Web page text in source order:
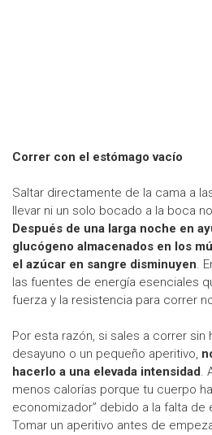
Correr con el estómago vacío
Saltar directamente de la cama a
llevar ni un solo bocado a la boca
Después de una larga noche en
glucógeno almacenados en los
el azúcar en sangre disminuyen.
las fuentes de energía esenciales
fuerza y la resistencia para correr
Por esta razón, si sales a correr sin
desayuno o un pequeño aperitivo,
hacerlo a una elevada intensidad.
menos calorías porque tu cuerpo
economizador” debido a la falta de
Tomar un aperitivo antes de